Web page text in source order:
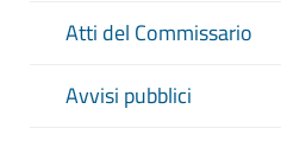
Atti del Commissario
Avvisi pubblici